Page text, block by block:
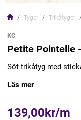
Tyger Trikåtyger
KC
Petite Pointelle
Söt trikåtyg med
Läs mer
139,00kr/m